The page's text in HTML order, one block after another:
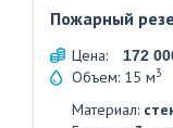
Пожарный
Цена: 172
Объем: 15 м3
Материал: